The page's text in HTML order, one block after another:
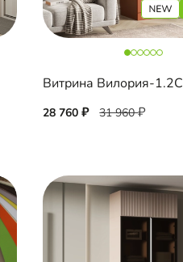
Витрина Вилория-1.2С
28 760 31 960